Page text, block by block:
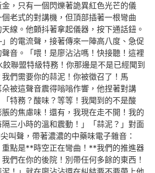
，只有一個閃爍著詭異紅色光芒的儀
老式的對講機，但頂部插著一根彎曲
線。他顫抖著拿起儀器，按下通話鈕。
的電流聲，接著傳來一陣高八度、急促
音。「喂！是廖沾沾嗎！快接聽！這裡
聯盟特級特務！你那邊是不是已經聞到
們需要你的蒜泥！你被徵召了！馬
被這聲音震得嗡嗡作響，他捏著對講
特務？酸味？等等！我聞到的不是酸
的焦慮味！還有，我現在走不開！我的
三小時的溫和震動！」「蒜泥？」對面
叫聲，帶著濃濃的中藥味電子雜音：
重點是**時空正在彎曲！**我們的推進器
們在你的後院！別帶任何多餘的東西！